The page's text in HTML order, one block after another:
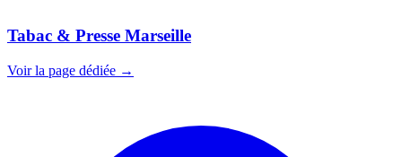
Tabac & Presse Marseille
Voir la page dédiée →